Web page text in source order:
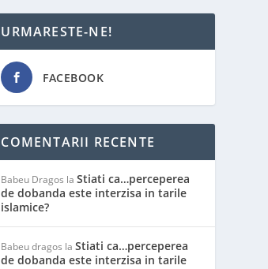
URMARESTE-NE!
FACEBOOK
COMENTARII RECENTE
Babeu Dragos laStiati ca…perceperea
de dobanda este interzisa in tarile
islamice?
Babeu dragos laStiati ca…perceperea
de dobanda este interzisa in tarile